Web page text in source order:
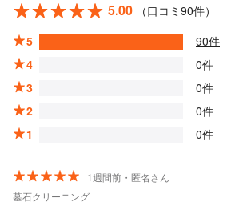
5.00
（口コミ90件）
5
90件
4
0件
3
0件
2
0件
1
0件
1週間前・匿名さん
墓石クリーニング